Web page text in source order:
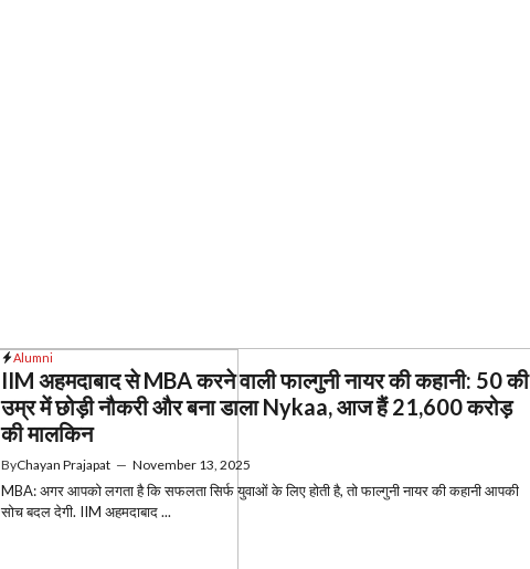
Alumni
IIM अहमदाबाद से MBA करने वाली फाल्गुनी नायर की कहानी: 50 की
उम्र में छोड़ी नौकरी और बना डाला Nykaa, आज हैं 21,600 करोड़
की मालकिन
ByChayan Prajapat — November 13, 2025
MBA: अगर आपको लगता है कि सफलता सिर्फ युवाओं के लिए होती है, तो फाल्गुनी नायर की कहानी आपकी
सोच बदल देगी. IIM अहमदाबाद ...